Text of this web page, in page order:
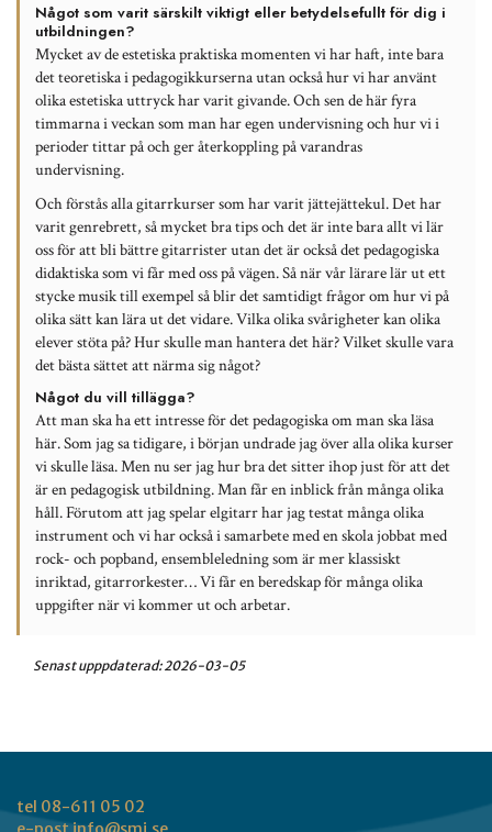
Något som varit särskilt viktigt eller betydelsefullt för dig i
utbildningen?
Mycket av de estetiska praktiska momenten vi har haft, inte bara
det teoretiska i pedagogikkurserna utan också hur vi har använt
olika estetiska uttryck har varit givande. Och sen de här fyra
timmarna i veckan som man har egen undervisning och hur vi i
perioder tittar på och ger återkoppling på varandras
undervisning.
Och förstås alla gitarrkurser som har varit jättejättekul. Det har
varit genrebrett, så mycket bra tips och det är inte bara allt vi lär
oss för att bli bättre gitarrister utan det är också det pedagogiska
didaktiska som vi får med oss på vägen. Så när vår lärare lär ut ett
stycke musik till exempel så blir det samtidigt frågor om hur vi på
olika sätt kan lära ut det vidare. Vilka olika svårigheter kan olika
elever stöta på? Hur skulle man hantera det här? Vilket skulle vara
det bästa sättet att närma sig något?
Något du vill tillägga?
Att man ska ha ett intresse för det pedagogiska om man ska läsa
här. Som jag sa tidigare, i början undrade jag över alla olika kurser
vi skulle läsa. Men nu ser jag hur bra det sitter ihop just för att det
är en pedagogisk utbildning. Man får en inblick från många olika
håll. Förutom att jag spelar elgitarr har jag testat många olika
instrument och vi har också i samarbete med en skola jobbat med
rock- och popband, ensembleledning som är mer klassiskt
inriktad, gitarrorkester… Vi får en beredskap för många olika
uppgifter när vi kommer ut och arbetar.
Senast upppdaterad:2026-03-05
tel 08-611 05 02